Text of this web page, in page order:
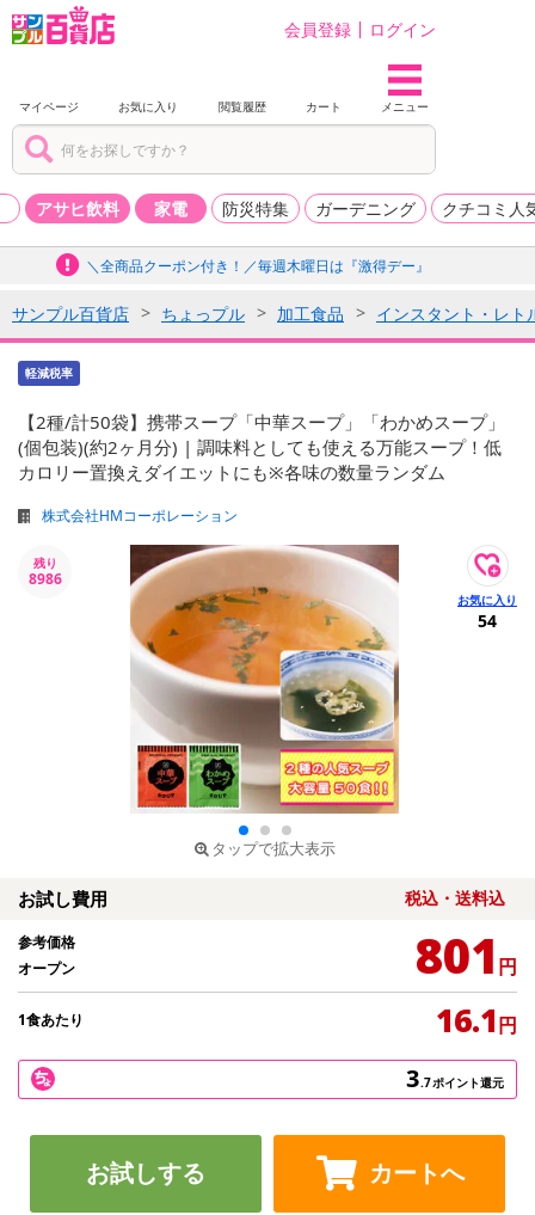
会員登録 ログイン
マイページ お気に入り 閲覧履歴 カート メニュー
アサヒ飲料 家電 防災特集 ガーデニング クチコミ人
＼全商品クーポン付き！／毎週木曜日は『激得デー』
サンプル百貨店 ちょっプル 加工食品 インスタント・レト
軽減税率
【2種/計50袋】携帯スープ「中華スープ」「わかめスープ」
(個包装)(約2ヶ月分) | 調味料としても使える万能スープ！低
カロリー置換えダイエットにも※各味の数量ランダム
株式会社HMコーポレーション
残り
8986
タップで拡大表示
54
お試し費用 税込・送料込
参考価格
オープン
801 円
1食あたり 16.1円
3.7ポイント還元
お試しする カートへ